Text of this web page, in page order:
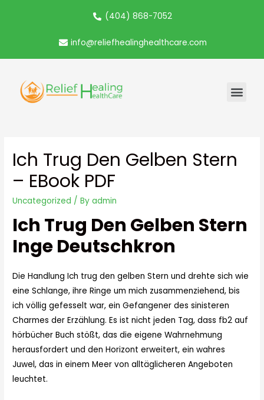
(404) 868-7052
info@reliefhealinghealthcare.com
Ich Trug Den Gelben Stern
– EBook PDF
Uncategorized / Byadmin
Ich Trug Den Gelben Stern
Inge Deutschkron
Die Handlung Ich trug den gelben Stern und drehte sich wie
eine Schlange, ihre Ringe um mich zusammenziehend, bis
ich völlig gefesselt war, ein Gefangener des sinisteren
Charmes der Erzählung. Es ist nicht jeden Tag, dass fb2 auf
hörbücher Buch stößt, das die eigene Wahrnehmung
herausfordert und den Horizont erweitert, ein wahres
Juwel, das in einem Meer von alltäglicheren Angeboten
leuchtet.